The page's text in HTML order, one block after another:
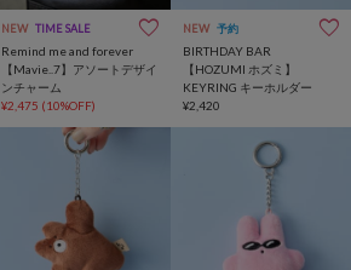
NEW TIME SALE
Remind me and forever
【Mavie..7】アソートデザイ
ンチャーム
¥2,475 (10%OFF)
NEW 予約
BIRTHDAY BAR
【HOZUMI ホズミ】
KEYRING キーホルダー
¥2,420